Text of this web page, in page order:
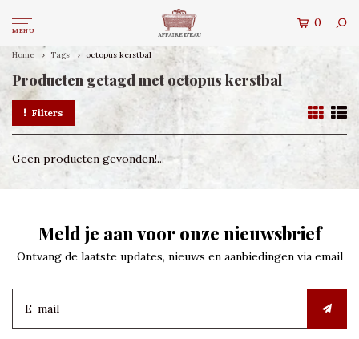
MENU
0
Home Tags octopus kerstbal
Producten getagd met octopus kerstbal
Filters
Geen producten gevonden!...
Meld je aan voor onze nieuwsbrief
Ontvang de laatste updates, nieuws en aanbiedingen via email